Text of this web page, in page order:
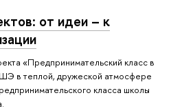
от идеи – к
«Предпринимательский класс в
в теплой, дружеской атмосфере
класса школы